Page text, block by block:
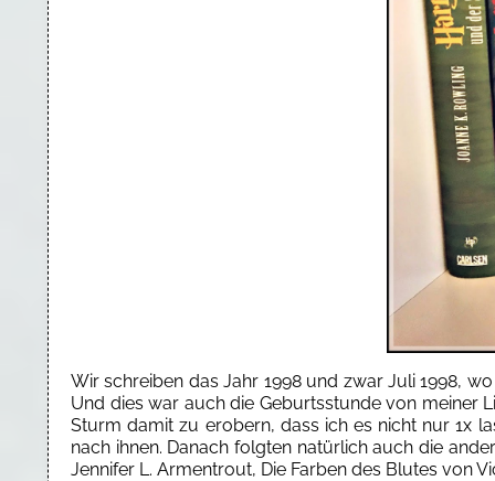
Wir schreiben das Jahr 1998 und zwar Juli 1998,
Und dies war auch die Geburtsstunde von meiner
Sturm damit zu erobern, dass ich es nicht nur 1x
nach ihnen. Danach folgten natürlich auch die
Jennifer L. Armentrout, Die Farben des Blutes von